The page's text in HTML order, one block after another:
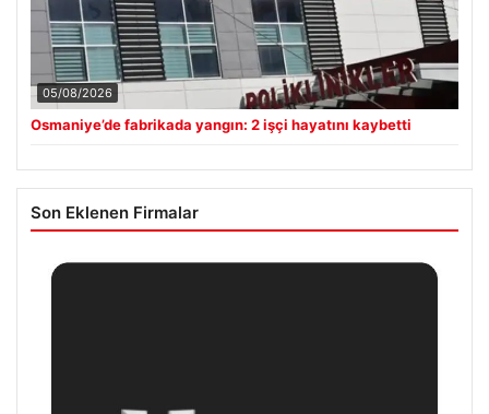
05/08/2026
Osmaniye’de fabrikada yangın: 2 işçi hayatını kaybetti
Son Eklenen Firmalar